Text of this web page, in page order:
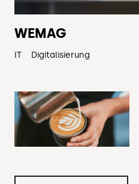
WEMAG
IT Digitalisierung